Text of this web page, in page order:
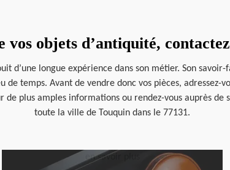
vos objets d’antiquité,
d’une longue expérience dans son métier. Son
de temps. Avant de vendre donc vos pièces,
de plus amples informations ou rendez-vous auprès
toute la ville de Touquin dans le 77131.
en savoir plus